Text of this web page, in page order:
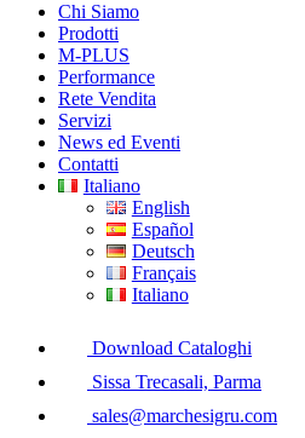
Chi Siamo
Prodotti
M-PLUS
Performance
Rete Vendita
Servizi
News ed Eventi
Contatti
Italiano
English
Español
Deutsch
Français
Italiano
Download Cataloghi
Sissa Trecasali, Parma
sales@marchesigru.com